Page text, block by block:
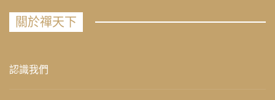
關於禪天下
認識我們